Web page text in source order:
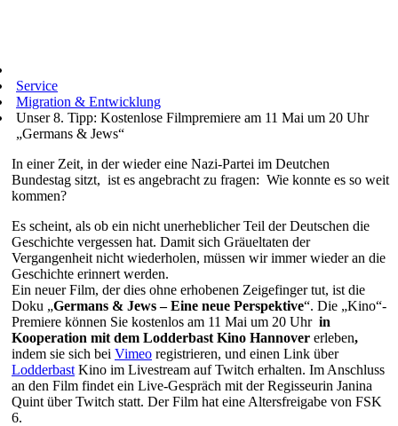
Service
Migration & Entwicklung
Unser 8. Tipp: Kostenlose Filmpremiere am 11 Mai um 20 Uhr
„Germans & Jews“
In einer Zeit, in der wieder eine Nazi-Partei im Deutchen
Bundestag sitzt, ist es angebracht zu fragen: Wie konnte es so weit
kommen?
Es scheint, als ob ein nicht unerheblicher Teil der Deutschen die
Geschichte vergessen hat. Damit sich Gräueltaten der
Vergangenheit nicht wiederholen, müssen wir immer wieder an die
Geschichte erinnert werden.
Ein neuer Film, der dies ohne erhobenen Zeigefinger tut, ist die
Doku „Germans & Jews – Eine neue Perspektive“. Die „Kino“-
Premiere können Sie kostenlos am 11 Mai um 20 Uhr in
Kooperation mit dem Lodderbast Kino Hannover erleben,
indem sie sich bei Vimeo registrieren, und einen Link über
Lodderbast Kino im Livestream auf Twitch erhalten. Im Anschluss
an den Film findet ein Live-Gespräch mit der Regisseurin Janina
Quint über Twitch statt. Der Film hat eine Altersfreigabe von FSK
6.